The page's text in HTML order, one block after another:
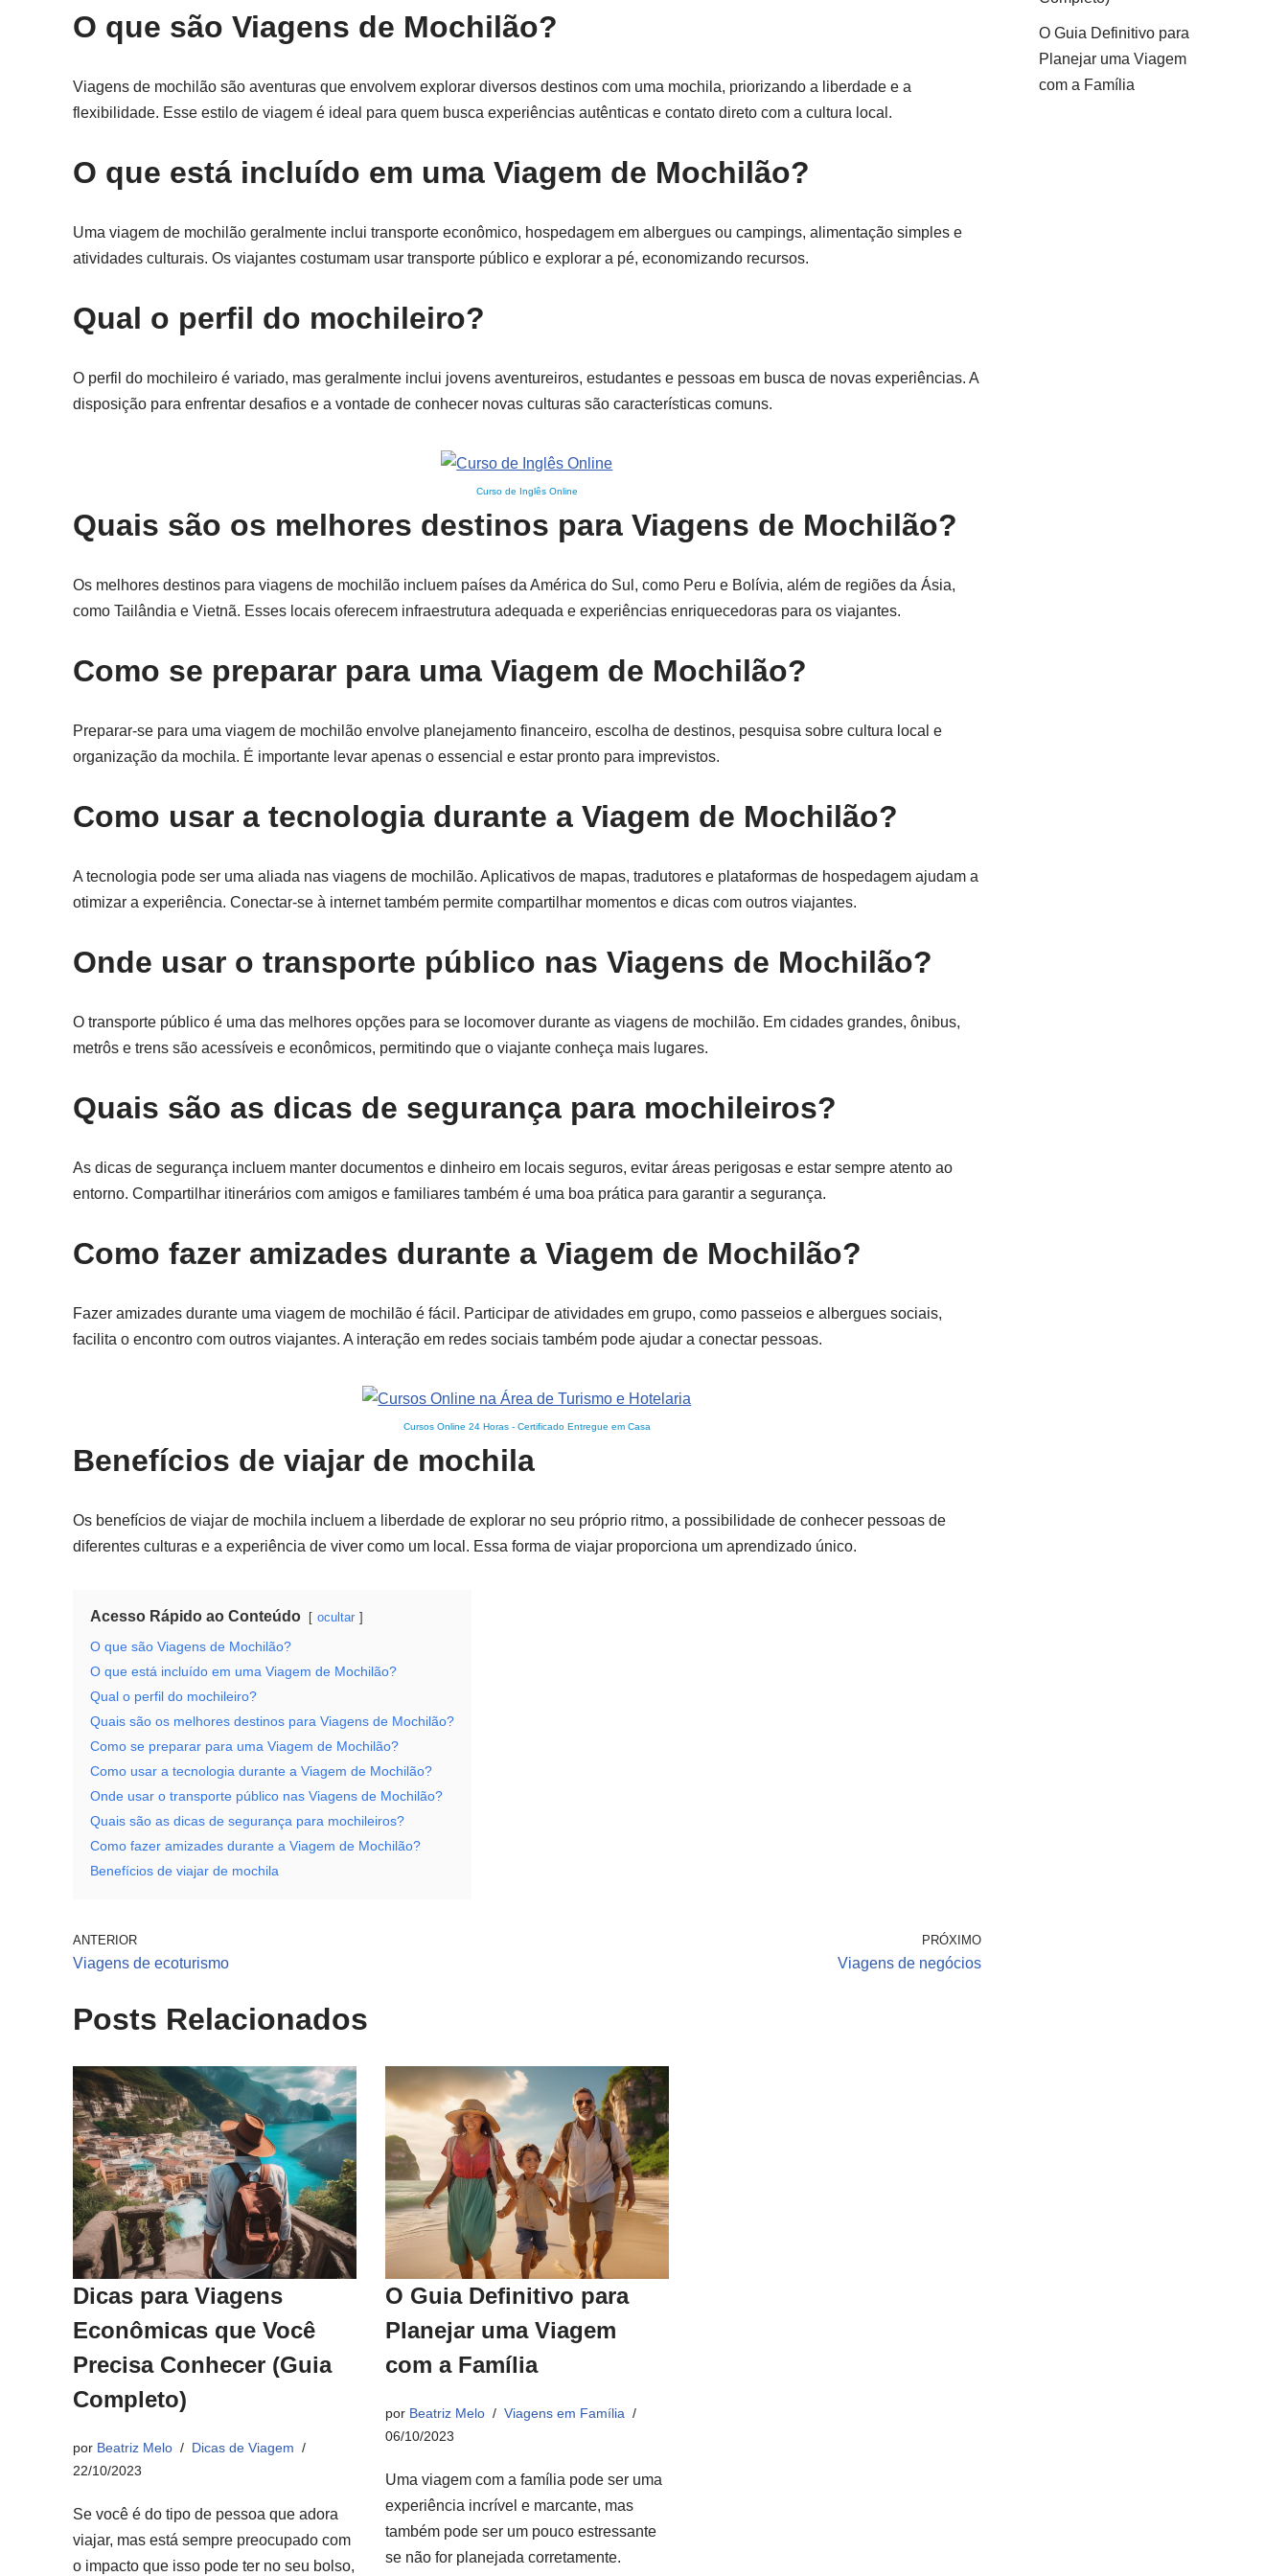
O que são Viagens de Mochilão?
Viagens de mochilão são aventuras que envolvem explorar diversos destinos com uma mochila, priorizando a liberdade e a
flexibilidade. Esse estilo de viagem é ideal para quem busca experiências autênticas e contato direto com a cultura local.
O que está incluído em uma Viagem de Mochilão?
Uma viagem de mochilão geralmente inclui transporte econômico, hospedagem em albergues ou campings, alimentação simples e
atividades culturais. Os viajantes costumam usar transporte público e explorar a pé, economizando recursos.
Qual o perfil do mochileiro?
O perfil do mochileiro é variado, mas geralmente inclui jovens aventureiros, estudantes e pessoas em busca de novas experiências. A
disposição para enfrentar desafios e a vontade de conhecer novas culturas são características comuns.
Curso de Inglês Online
Quais são os melhores destinos para Viagens de Mochilão?
Os melhores destinos para viagens de mochilão incluem países da América do Sul, como Peru e Bolívia, além de regiões da Ásia,
como Tailândia e Vietnã. Esses locais oferecem infraestrutura adequada e experiências enriquecedoras para os viajantes.
Como se preparar para uma Viagem de Mochilão?
Preparar-se para uma viagem de mochilão envolve planejamento financeiro, escolha de destinos, pesquisa sobre cultura local e
organização da mochila. É importante levar apenas o essencial e estar pronto para imprevistos.
Como usar a tecnologia durante a Viagem de Mochilão?
A tecnologia pode ser uma aliada nas viagens de mochilão. Aplicativos de mapas, tradutores e plataformas de hospedagem ajudam a
otimizar a experiência. Conectar-se à internet também permite compartilhar momentos e dicas com outros viajantes.
Onde usar o transporte público nas Viagens de Mochilão?
O transporte público é uma das melhores opções para se locomover durante as viagens de mochilão. Em cidades grandes, ônibus,
metrôs e trens são acessíveis e econômicos, permitindo que o viajante conheça mais lugares.
Quais são as dicas de segurança para mochileiros?
As dicas de segurança incluem manter documentos e dinheiro em locais seguros, evitar áreas perigosas e estar sempre atento ao
entorno. Compartilhar itinerários com amigos e familiares também é uma boa prática para garantir a segurança.
Como fazer amizades durante a Viagem de Mochilão?
Fazer amizades durante uma viagem de mochilão é fácil. Participar de atividades em grupo, como passeios e albergues sociais,
facilita o encontro com outros viajantes. A interação em redes sociais também pode ajudar a conectar pessoas.
Cursos Online 24 Horas- Certificado Entregue em Casa
Benefícios de viajar de mochila
Os benefícios de viajar de mochila incluem a liberdade de explorar no seu próprio ritmo, a possibilidade de conhecer pessoas de
diferentes culturas e a experiência de viver como um local. Essa forma de viajar proporciona um aprendizado único.
Acesso Rápido ao Conteúdo ocultar
O que são Viagens de Mochilão?
O que está incluído em uma Viagem de Mochilão?
Qual o perfil do mochileiro?
Quais são os melhores destinos para Viagens de Mochilão?
Como se preparar para uma Viagem de Mochilão?
Como usar a tecnologia durante a Viagem de Mochilão?
Onde usar o transporte público nas Viagens de Mochilão?
Quais são as dicas de segurança para mochileiros?
Como fazer amizades durante a Viagem de Mochilão?
Benefícios de viajar de mochila
ANTERIOR
Viagens de ecoturismo
PRÓXIMO
Viagens de negócios
Posts Relacionados
Dicas para Viagens
Econômicas que Você
Precisa Conhecer (Guia
Completo)
por Beatriz Melo
Dicas de Viagem
22/10/2023
Se você é do tipo de pessoa que adora
viajar, mas está sempre preocupado com
o impacto que isso pode ter no seu bolso,
O Guia Definitivo para
Planejar uma Viagem
com a Família
por Beatriz Melo
Viagens em Família
06/10/2023
Uma viagem com a família pode ser uma
experiência incrível e marcante, mas
também pode ser um pouco estressante
se não for planejada corretamente.
O Guia Definitivo para
Planejar uma Viagem
com a Família